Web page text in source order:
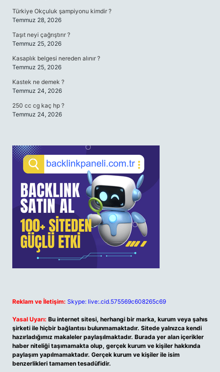
Türkiye Okçuluk şampiyonu kimdir ?
Temmuz 28, 2026
Taşıt neyi çağrıştırır ?
Temmuz 25, 2026
Kasaplık belgesi nereden alınır ?
Temmuz 25, 2026
Kastek ne demek ?
Temmuz 24, 2026
250 cc cg kaç hp ?
Temmuz 24, 2026
Reklam ve İletişim: Skype: live:.cid.575569c608265c69
Yasal Uyarı: Bu internet sitesi, herhangi bir marka, kurum veya şahıs
şirketi ile hiçbir bağlantısı bulunmamaktadır. Sitede yalnızca kendi
hazırladığımız makaleler paylaşılmaktadır. Burada yer alan içerikler
haber niteliği taşımamakta olup, gerçek kurum ve kişiler hakkında
paylaşım yapılmamaktadır. Gerçek kurum ve kişiler ile isim
benzerlikleri tamamen tesadüfidir.